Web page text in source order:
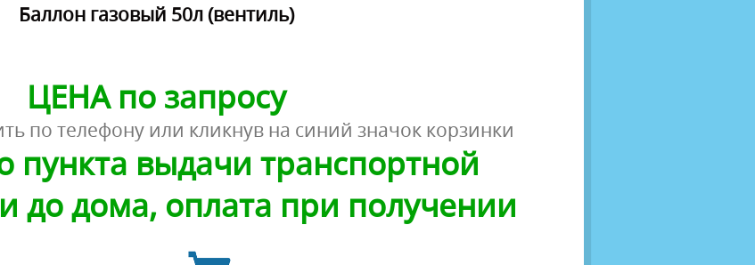
Баллон газовый 50л (вентиль)
ЦЕНА по запросу
по телефону или кликнув на синий значок корзинки
пункта выдачи транспортной
до дома, оплата при получении